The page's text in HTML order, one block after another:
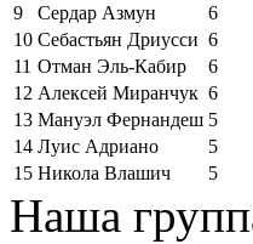
9
Сердар Азмун
6
10 Себастьян Дриусси 6
11 Отман Эль-Кабир
6
12 Алексей Миранчук 6
13 Мануэл Фернандеш 5
14 Луис Адриано
5
15 Никола Влашич 5
Наша